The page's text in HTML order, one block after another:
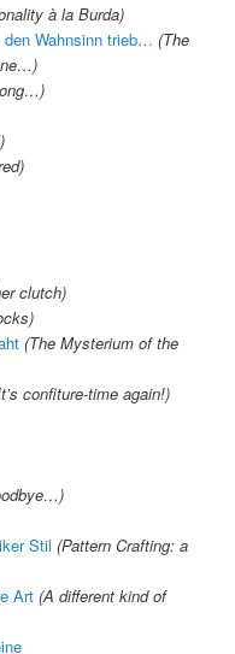
à la Burda)
Wahnsinn trieb… (The
clutch)
(The Mysterium of the
confiture-time again!)
Stil (Pattern Crafting: a
Art (A different kind of